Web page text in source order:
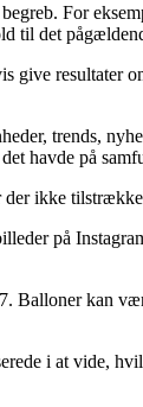
For
til det
resultater
trends,
havde på
ikke
på
Balloner kan
i at vide,